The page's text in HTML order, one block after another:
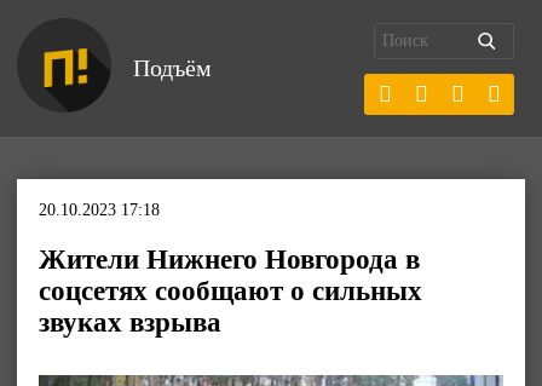
Подъём
20.10.2023 17:18
Жители Нижнего Новгорода в
соцсетях сообщают о сильных
звуках взрыва